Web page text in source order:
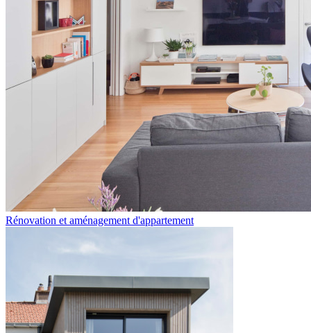
Rénovation et aménagement d'appartement